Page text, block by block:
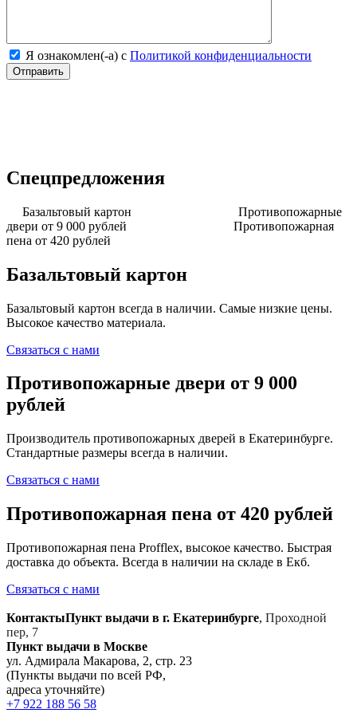
Я ознакомлен(-а) с Политикой конфиденциальности
Спецпредложения
Базальтовый картон
Противопожарные
двери от 9 000 рублей
Противопожарная
пена от 420 рублей
Базальтовый картон
Базальтовый картон всегда в наличии. Самые низкие цены.
Высокое качество материала.
Связаться с нами
Противопожарные двери от 9 000
рублей
Производитель противопожарных дверей в Екатеринбурге.
Стандартные размеры всегда в наличии.
Связаться с нами
Противопожарная пена от 420 рублей
Противопожарная пена Profflex, высокое качество. Быстрая
доставка до объекта. Всегда в наличии на складе в Екб.
Связаться с нами
КонтактыПункт выдачи в г. Екатеринбурге, Проходной
пер, 7
Пункт выдачи в Москве
ул. Адмирала Макарова, 2, стр. 23
(Пункты выдачи по всей РФ,
адреса уточняйте)
+7 922 188 56 58